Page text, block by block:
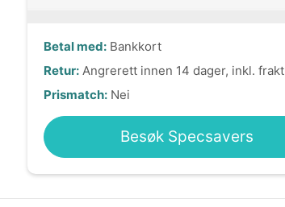
Betal med: Bankkort
Retur: Angrerett innen 14 dager, inkl. frakt
Prismatch: Nei
Besøk Specsavers